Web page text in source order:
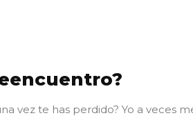
vez te has perdido? Yo a veces